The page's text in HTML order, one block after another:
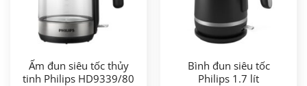
Ấm đun siêu tốc thủy
tinh Philips HD9339/80
Bình đun siêu tốc
Philips 1.7 lít